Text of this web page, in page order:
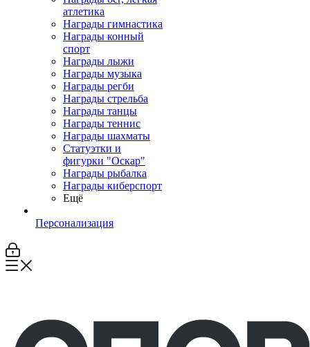
атлетика
Награды гимнастика
Награды конный
спорт
Награды лыжи
Награды музыка
Награды регби
Награды стрельба
Награды танцы
Награды теннис
Награды шахматы
Статуэтки и
фигурки "Оскар"
Награды рыбалка
Награды киберспорт
Ещё
Персонализация